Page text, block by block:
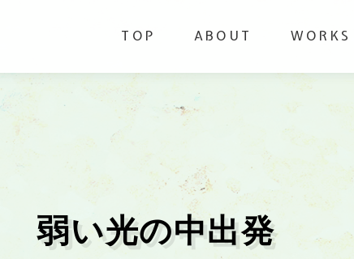
TOP ABOUT WORKS
弱い光の中出発